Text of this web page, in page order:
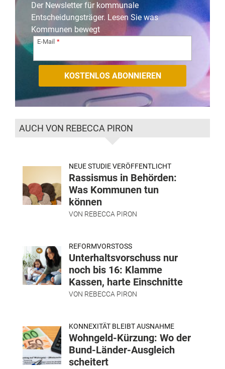
Der Newsletter für kommunale
Entscheidungsträger. Lesen Sie was
Kommunen bewegt
E-Mail
AUCH VON REBECCA PIRON
NEUE STUDIE VERÖFFENTLICHT
Rassismus in Behörden:
Was Kommunen tun
können
VON REBECCA PIRON
REFORMVORSTOSS
Unterhaltsvorschuss nur
noch bis 16: Klamme
Kassen, harte Einschnitte
VON REBECCA PIRON
KONNEXITÄT BLEIBT AUSNAHME
Wohngeld-Kürzung: Wo der
Bund-Länder-Ausgleich
scheitert